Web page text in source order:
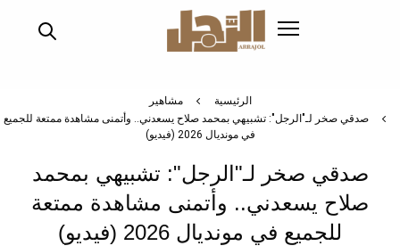
الرئيسية
مشاهير
صدقي صخر لـ"الرجل": تشبيهي بمحمد صلاح يسعدني.. وأتمنى مشاهدة ممتعة للجميع
في مونديال 2026 (فيديو)
صدقي صخر لـ"الرجل": تشبيهي بمحمد
صلاح يسعدني.. وأتمنى مشاهدة ممتعة
للجميع في مونديال 2026 (فيديو)